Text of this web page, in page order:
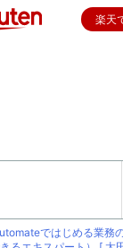
楽天
ではじめる業務